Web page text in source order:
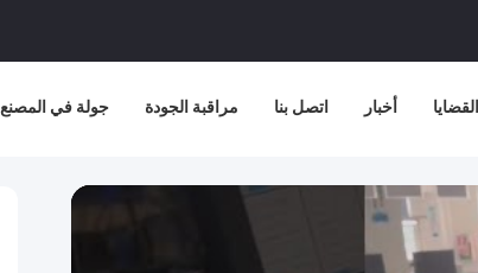
جولة في المصنع مراقبة الجودة اتصل بنا أخبار القضايا